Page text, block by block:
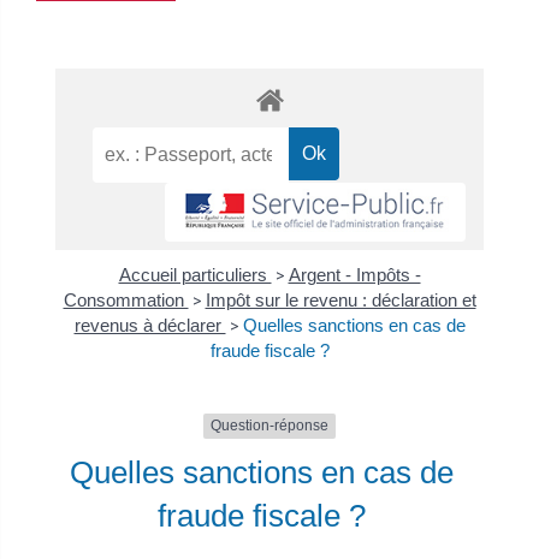
Accueil particuliers > Argent - Impôts -
Consommation > Impôt sur le revenu : déclaration et
revenus à déclarer > Quelles sanctions en cas de
fraude fiscale ?
Question-réponse
Quelles sanctions en cas de
fraude fiscale ?